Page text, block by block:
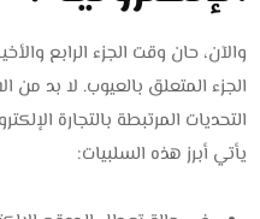
والآن، حان وقت الجزء الرابع
الجزء المتعلق بالعيوب. لا بد من
التحديات المرتبطة بالتجارة
يأتي أبرز هذه السلبيات: